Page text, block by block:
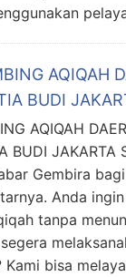
AQIQAH
BUDI
AQIQAH
BUDI JAKARTA
Gembira
Anda
tanpa
Kami bisa